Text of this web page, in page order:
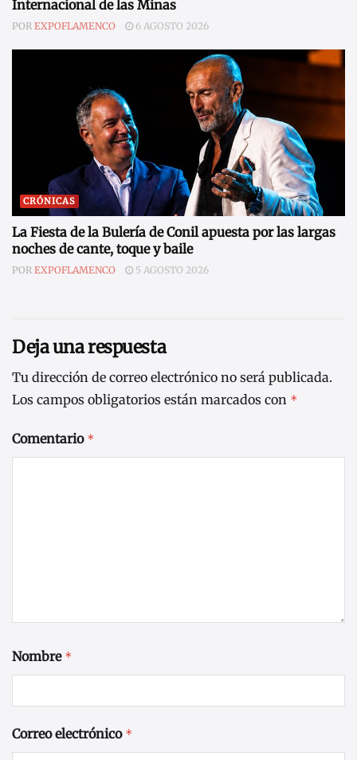
Internacional de las Minas
POR EXPOFLAMENCO 6 AGOSTO 2026
CRÓNICAS
La Fiesta de la Bulería de Conil apuesta por las largas
noches de cante, toque y baile
POR EXPOFLAMENCO 5 AGOSTO 2026
Deja una respuesta
Tu dirección de correo electrónico no será publicada.
Los campos obligatorios están marcados con *
Comentario *
Nombre *
Correo electrónico *